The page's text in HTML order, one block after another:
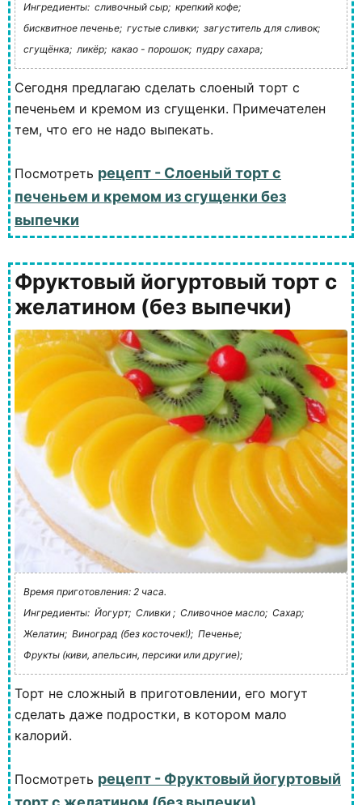
Ингредиенты: сливочный сыр; крепкий кофе;
бисквитное печенье; густые сливки; загуститель для сливок;
сгущёнка; ликёр; какао - порошок; пудру сахара;
Сегодня предлагаю сделать слоеный торт с
печеньем и кремом из сгущенки. Примечателен
тем, что его не надо выпекать.
Посмотреть рецепт - Слоеный торт с
печеньем и кремом из сгущенки без
выпечки
Фруктовый йогуртовый торт с
желатином (без выпечки)
Время приготовления: 2 часа.
Ингредиенты: Йогурт; Сливки ; Сливочное масло; Сахар;
Желатин; Виноград (без косточек!); Печенье;
Фрукты (киви, апельсин, персики или другие);
Торт не сложный в приготовлении, его могут
сделать даже подростки, в котором мало
калорий.
Посмотреть рецепт - Фруктовый йогуртовый